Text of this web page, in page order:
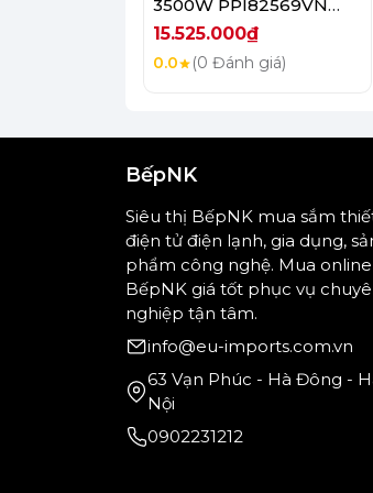
- Bếp có khả năng tự
Tính năng an toàn
- Cảnh báo mặt bếp nóng.
- Khóa bảng điều khiển.
- Tự ngắt khi bếp nóng
- Tự tắt bếp khi không sử
3500W PPI82569VN
Serie 6
15.525.000₫
0.0 (0 Đánh giá)
BếpNK
Siêu thị BếpNK mua sắm
điện tử điện lạnh, gia dụng,
phẩm công nghệ. Mua
BếpNK giá tốt phục vụ
nghiệp tận tâm.
info@eu-imports.com.vn
63 Vạn Phúc - Hà Đông -
Nội
0902231212